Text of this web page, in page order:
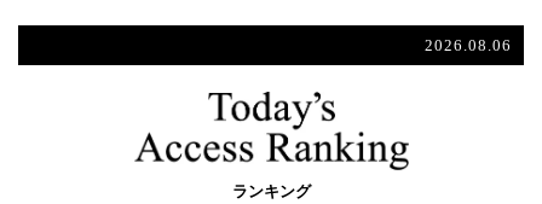
2026.08.06
ランキング